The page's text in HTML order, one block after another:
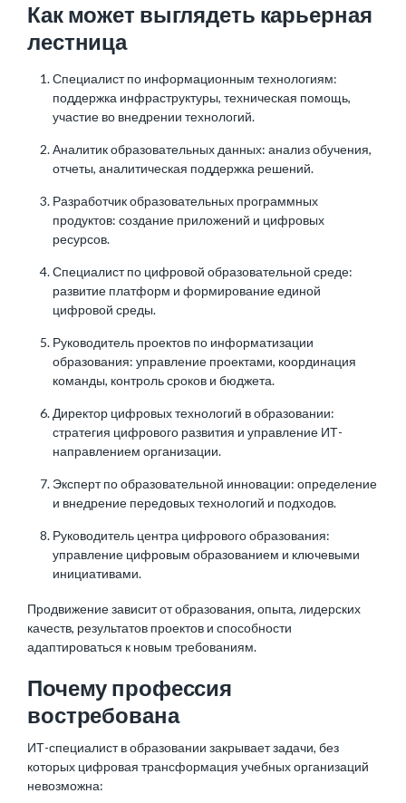
Как может выглядеть карьерная
лестница
Специалист по информационным технологиям:
поддержка инфраструктуры, техническая помощь,
участие во внедрении технологий.
Аналитик образовательных данных: анализ обучения,
отчеты, аналитическая поддержка решений.
Разработчик образовательных программных
продуктов: создание приложений и цифровых
ресурсов.
Специалист по цифровой образовательной среде:
развитие платформ и формирование единой
цифровой среды.
Руководитель проектов по информатизации
образования: управление проектами, координация
команды, контроль сроков и бюджета.
Директор цифровых технологий в образовании:
стратегия цифрового развития и управление ИТ-
направлением организации.
Эксперт по образовательной инновации: определение
и внедрение передовых технологий и подходов.
Руководитель центра цифрового образования:
управление цифровым образованием и ключевыми
инициативами.
Продвижение зависит от образования, опыта, лидерских
качеств, результатов проектов и способности
адаптироваться к новым требованиям.
Почему профессия
востребована
ИТ-специалист в образовании закрывает задачи, без
которых цифровая трансформация учебных организаций
невозможна: